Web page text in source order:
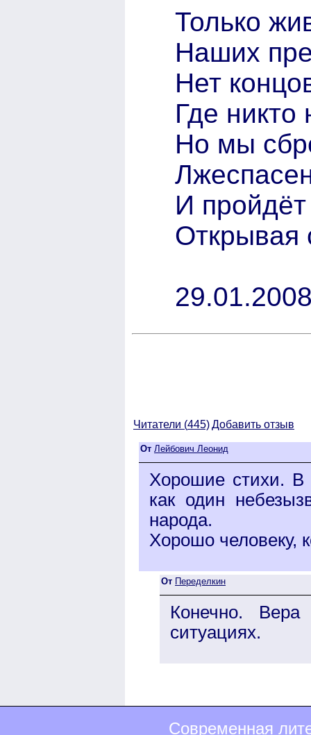
Только
Наших
Нет
Где никто
Но мы
И
Открывая
Читатели (445)Добавить отзыв
От Лейбович Леонид
Хорошие стихи. В
как один
народа.
Хорошо человеку,
От Переделкин
Конечно.
ситуациях.
Современная